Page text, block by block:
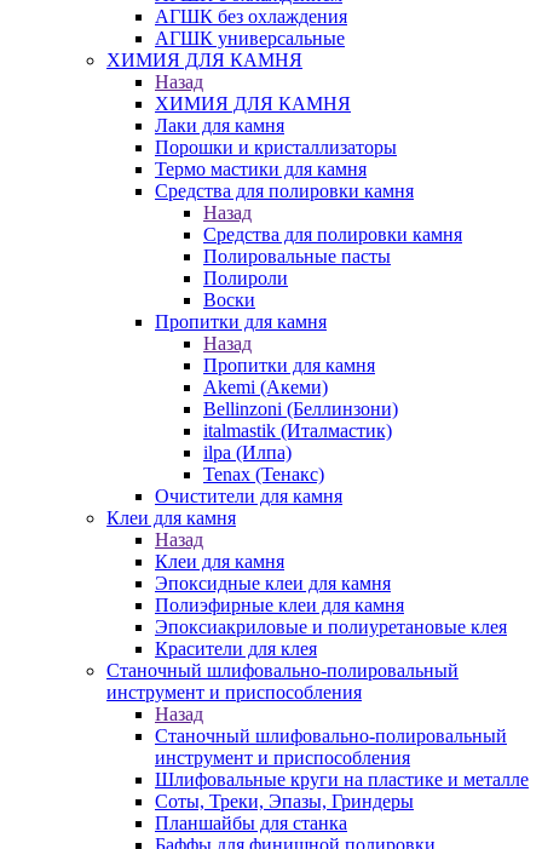
АГШК без охлаждения
АГШК универсальные
ХИМИЯ ДЛЯ КАМНЯ
Назад
ХИМИЯ ДЛЯ КАМНЯ
Лаки для камня
Порошки и кристаллизаторы
Термо мастики для камня
Средства для полировки камня
Назад
Средства для полировки камня
Полировальные пасты
Полироли
Воски
Пропитки для камня
Назад
Пропитки для камня
Akemi (Акеми)
Bellinzoni (Беллинзони)
italmastik (Италмастик)
ilpa (Илпа)
Tenax (Тенакс)
Очистители для камня
Клеи для камня
Назад
Клеи для камня
Эпоксидные клеи для камня
Полиэфирные клеи для камня
Эпоксиакриловые и полиуретановые клея
Красители для клея
Станочный шлифовально-полировальный
инструмент и приспособления
Назад
Станочный шлифовально-полировальный
инструмент и приспособления
Шлифовальные круги на пластике и металле
Соты, Треки, Эпазы, Гриндеры
Планшайбы для станка
Баффы для финишной полировки